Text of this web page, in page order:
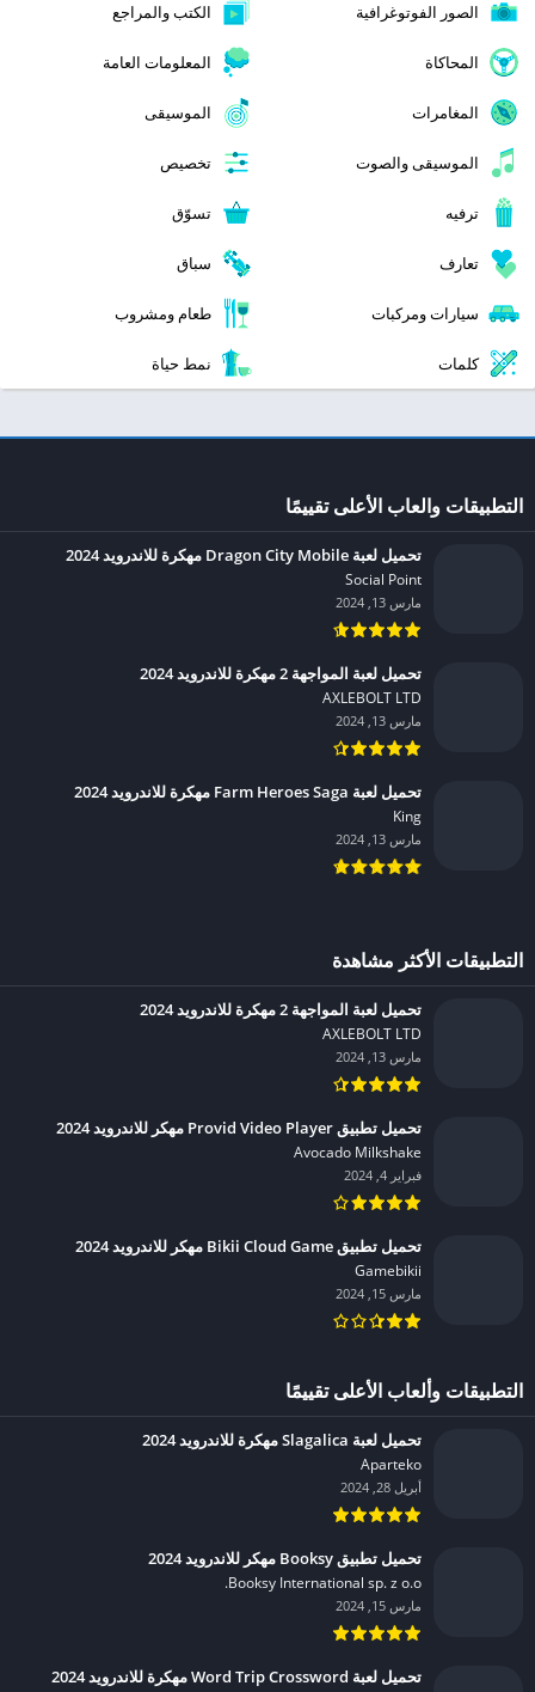
الصور الفوتوغرافية الكتب والمراجع
المحاكاة المعلومات العامة
المغامرات الموسيقى
الموسيقى والصوت تخصيص
ترفيه تسوّق
تعارف سباق
سيارات ومركبات طعام ومشروب
كلمات نمط حياة
التطبيقات والعاب الأعلى تقييمًا
تحميل لعبة Dragon City Mobile مهكرة للاندرويد 2024
Social Point‏
مارس 13, 2024
تحميل لعبة المواجهة 2 مهكرة للاندرويد 2024
AXLEBOLT LTD‏
مارس 13, 2024
تحميل لعبة Farm Heroes Saga مهكرة للاندرويد 2024
King‏
مارس 13, 2024
التطبيقات الأكثر مشاهدة
تحميل لعبة المواجهة 2 مهكرة للاندرويد 2024
AXLEBOLT LTD‏
مارس 13, 2024
تحميل تطبيق Provid Video Player مهكر للاندرويد 2024
Avocado Milkshake‏
فبراير 4, 2024
تحميل تطبيق Bikii Cloud Game مهكر للاندرويد 2024
Gamebikii‏
مارس 15, 2024
التطبيقات وألعاب الأعلى تقييمًا
تحميل لعبة Slagalica مهكرة للاندرويد 2024
Aparteko‏
أبريل 28, 2024
تحميل تطبيق Booksy مهكر للاندرويد 2024
Booksy International sp. z o.o.‏
مارس 15, 2024
تحميل لعبة Word Trip Crossword مهكرة للاندرويد 2024